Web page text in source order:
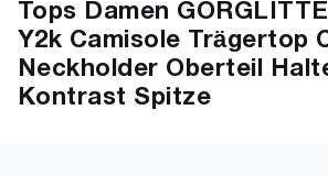
Tops Damen
Y2k Camisole Trägertop
Neckholder Oberteil
Kontrast Spitze